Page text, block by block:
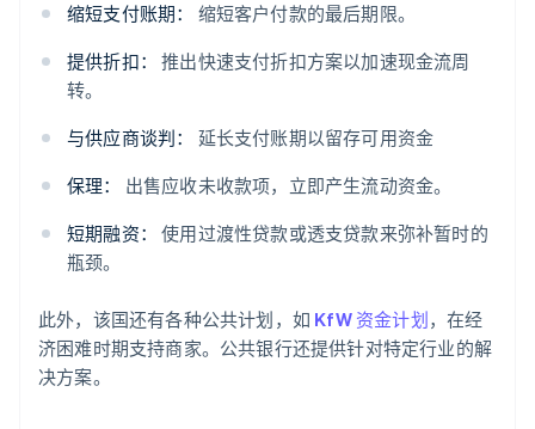
缩短支付账期：
缩短客户付款的最后期限。
提供折扣：
推出快速支付折扣方案以加速现金流周
转。
与供应商谈判：
延长支付账期以留存可用资金
保理：
出售应收未收款项，立即产生流动资金。
短期融资：
使用过渡性贷款或透支贷款来弥补暂时的
瓶颈。
此外，该国还有各种公共计划，如 KfW 资金计划，在经
济困难时期支持商家。公共银行还提供针对特定行业的解
决方案。